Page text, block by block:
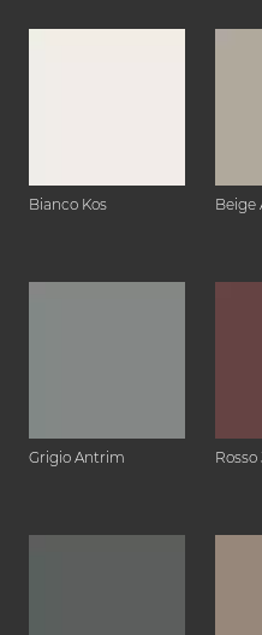
Bianco Kos Beige
Grigio Antrim